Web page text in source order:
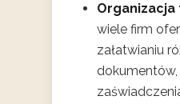
wiele firm
załatwianiu
dokumentów,